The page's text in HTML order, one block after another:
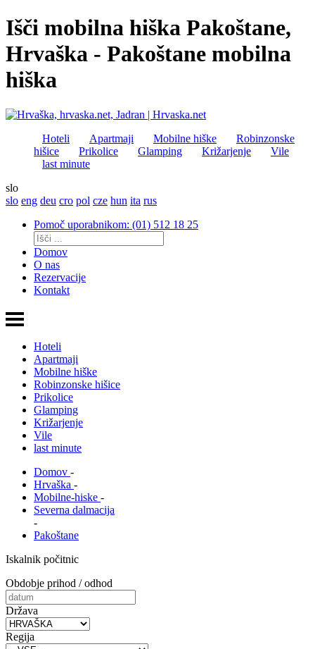
Išči mobilna hiška Pakoštane,
Hrvaška - Pakoštane mobilna
hiška
Hoteli Apartmaji Mobilne hiške
Robinzonske
hišice
Prikolice Glamping Križarjenje
Vile
last minute
slo
slo eng deu cro pol cze hun ita rus
Pomoč uporabnikom: (01) 512 18 25
Domov
O nas
Rezervacije
Kontakt
Hoteli
Apartmaji
Mobilne hiške
Robinzonske hišice
Prikolice
Glamping
Križarjenje
Vile
last minute
Domov -
Hrvaška -
Mobilne-hiske -
Severna dalmacija
-
Pakoštane
Iskalnik počitnic
Obdobje prihod / odhod
Država
Regija